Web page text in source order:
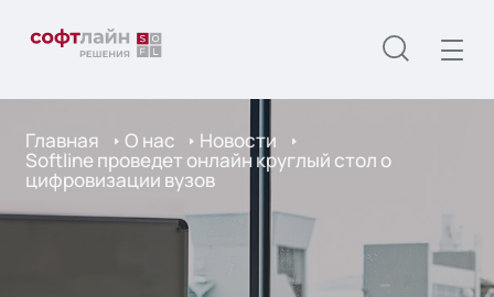
Главная О нас Новости
Softline проведет онлайн круглый стол о
цифровизации вузов